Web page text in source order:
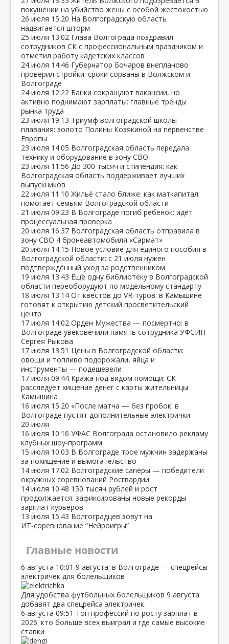
покушении на убийство жены с особой жестокостью
26 июля 15:20 На Волгоградскую область
надвигается шторм
25 июля 13:02 Глава Волгограда поздравил
сотрудников СК с профессиональным праздником и
отметил работу кадетских классов
24 июля 14:46 Губернатор Бочаров внепланово
проверил стройки: сроки сорваны в Волжском и
Волгограде
24 июля 12:22 Банки сокращают вакансии, но
активно поднимают зарплаты: главные тренды
рынка труда
23 июля 19:13 Триумф волгоградской школы
плавания: золото Полины Козякиной на первенстве
Европы
23 июля 14:05 Волгоградская область передала
технику и оборудование в зону СВО
23 июля 11:56 До 300 тысяч и стипендия: как
Волгоградская область поддерживает лучших
выпускников
22 июля 11:10 Жильё стало ближе: как маткапитал
помогает семьям Волгоградской области
21 июля 09:23 В Волгограде погиб ребёнок: идёт
процессуальная проверка
20 июля 16:37 Волгоградская область отправила в
зону СВО 4 бронеавтомобиля «Сармат»
20 июля 14:15 Новое условие для единого пособия в
Волгоградской области: с 21 июля нужен
подтверждённый уход за родственником
19 июля 13:43 Ещё одну библиотеку в Волгоградской
области переоборудуют по модельному стандарту
18 июля 13:14 От квестов до VR‑туров: в Камышине
готовят к открытию детский просветительский
центр
17 июля 14:02 Орден Мужества — посмертно: в
Волгограде увековечили память сотрудника УФСИН
Сергея Рыкова
17 июля 13:51 Цены в Волгоградской области:
овощи и топливо подорожали, яйца и
инструменты — подешевели
17 июля 09:44 Кража под видом помощи: СК
расследует хищение денег с карты жительницы
Камышина
16 июля 15:20 «После матча — без пробок: в
Волгограде пустят дополнительные электрички
20 июля
16 июля 10:16 УФАС Волгограда остановило рекламу
клубных шоу‑программ
15 июля 10:03 В Волгограде трое мужчин задержаны
за похищение и вымогательство
14 июля 17:02 Волгоградские сапёры — победители
окружных соревнований Росгвардии
14 июля 10:48 150 тысяч рублей и рост
продолжается: зафиксированы новые рекорды
зарплат курьеров
13 июля 15:43 Волгоградцев зовут на
ИТ‑соревнование “Нейроигры”
Главные новости
6 августа 10:01 9 августа: в Волгограде — спецрейсы
электричек для болельщиков
Для удобства футбольных болельщиков 9 августа
добавят два спецрейса электричек.
6 августа 09:51 Топ профессий по росту зарплат в
2026: кто больше всех выиграл и где самые высокие
ставки